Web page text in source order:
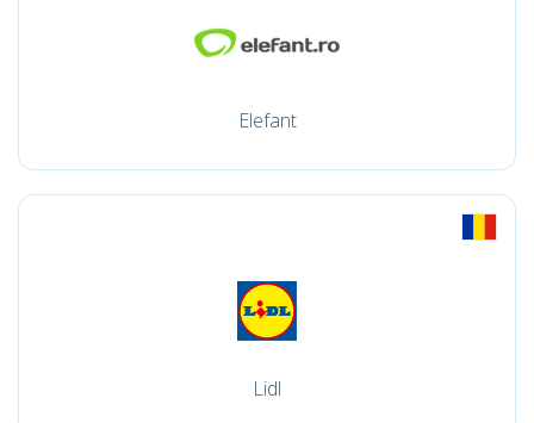
Elefant
Lidl